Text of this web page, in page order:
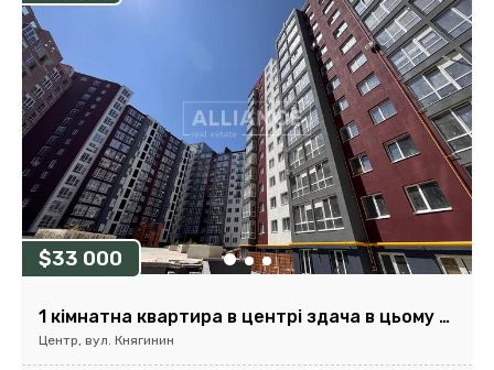
$33 000
1 кімнатна квартира в центрі здача в цьому році
Центр, вул. Княгинин